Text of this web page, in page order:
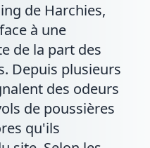
de Harchies,
à une
de la part des
Depuis plusieurs
des odeurs
de poussières
qu'ils